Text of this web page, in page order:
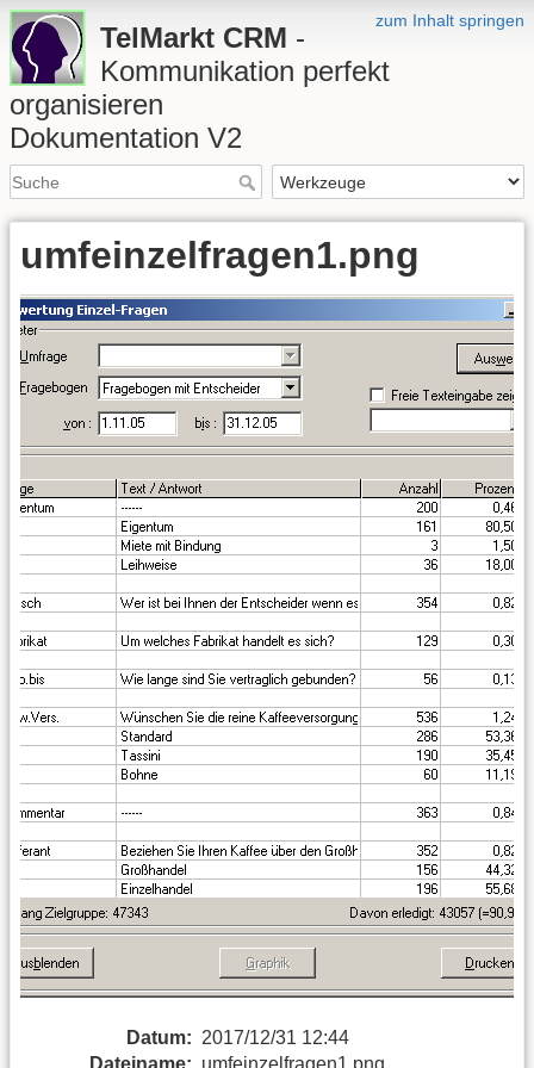
zum Inhalt springen
TelMarkt CRM -
Kommunikation perfekt
organisieren
Dokumentation V2
umfeinzelfragen1.png
Datum: 2017/12/31 12:44
Dateiname: umfeinzelfragen1.png